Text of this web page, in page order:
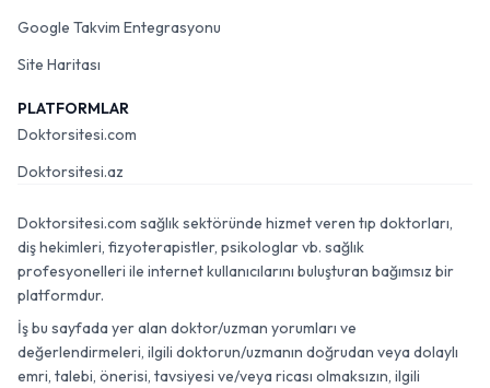
Google Takvim Entegrasyonu
Site Haritası
PLATFORMLAR
Doktorsitesi.com
Doktorsitesi.az
Doktorsitesi.com sağlık sektöründe hizmet veren tıp doktorları,
diş hekimleri, fizyoterapistler, psikologlar vb. sağlık
profesyonelleri ile internet kullanıcılarını buluşturan bağımsız bir
platformdur.
İş bu sayfada yer alan doktor/uzman yorumları ve
değerlendirmeleri, ilgili doktorun/uzmanın doğrudan veya dolaylı
emri, talebi, önerisi, tavsiyesi ve/veya ricası olmaksızın, ilgili